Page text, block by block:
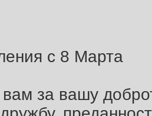
с 8 Марта
за вашу